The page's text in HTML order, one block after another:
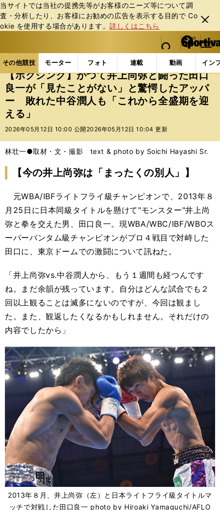
当サイトでは当社の提携先等がお客様のニーズ等について調
査・分析したり、お客様にお勧めの広告を表⽰する⽬的で Co
okie を使⽤する場合があります。詳しくはこちら
閉じ
る
web Sportiva (webスポルティーバ)
検索
マイペ
ー
ジ
メニュ
その他競技 モーター フォト 連載 動画 イン
ス
ポ
ル
テ
ィ
ー
バ
その他競技の記事一覧 格闘技 ボクシング 【ボ
【ボクシング】かつて井上尚弥と闘った田口
良一が「見たことがない」と驚愕したアッパ
ー 敗れた中谷潤人も「これから全盛期を迎
える」
2026年05月12日 10:00 公開 2026年05月12日 10:04 更新
林壮一●取材・文・撮影 text & photo by Soichi Hayashi Sr.
【今の井上尚弥は「まったくの別人」】
元WBA/IBFライトフライ級チャンピオンで、2013年８
月25日に日本同級タイトルを懸けて"モンスター"井上尚
弥と拳を交えた男、田口良一。現WBA/WBC/IBF/WBOス
ーパーバンタム級チャンピオンがプロ４戦目で対峙した
田口に、東京ドームでの激闘について訊ねた。
「井上尚弥vs.中谷潤人から、もう１週間も経つんです
ね。まだ余韻が残っています。自分はどんな試合でも２
回以上観ることは滅多にないのですが、今回は観まし
た。また、観返したくなるかもしれません。それだけの
内容でしたから」
2013年８月、井上尚弥（左）と日本ライトフライ級タイトルマ
ッチで対戦した田口良一 photo by Hiroaki Yamaguchi/AFLO